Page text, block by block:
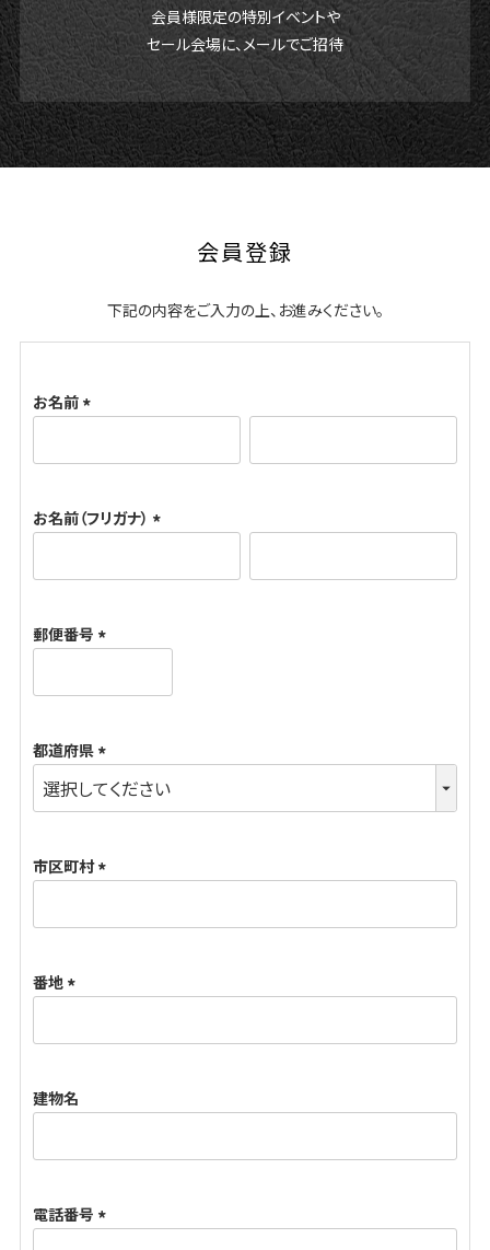
会員様限定の特別イベントや
セール会場に、メールでご招待
会員登録
下記の内容をご入力の上、お進みください。
お名前
必
)
お名前（フリガナ）
必
郵便番号
必
)
都道府県
(
必
)
市区町村
必
番地
必
)
建物名
電話番号